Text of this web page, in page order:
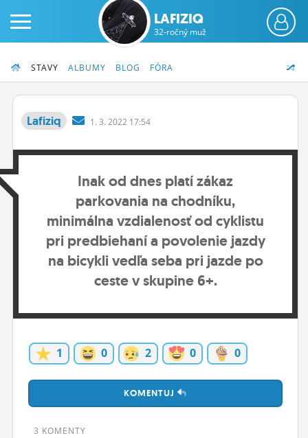
ČINŽIAK
FÓRUM
STATUSY
BLOGY
ĽUDIA
MÔJ PROFIL
NASTAVENIA
ROLETA
LAFIZIQ
32-ročný muž
STAVY ALBUMY BLOG FÓRA
Lafiziq 1. 3. 2022 17:54
Inak od dnes platí zákaz
parkovania na chodníku,
minimálna vzdialenosť od cyklistu
pri predbiehaní a povolenie jazdy
na bicykli vedľa seba pri jazde po
ceste v skupine 6+.
1 0 2 0 0
KOMENTUJ
3 KOMENTY